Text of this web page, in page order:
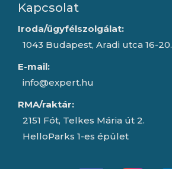
Kapcsolat
Iroda/ügyfélszolgálat:
1043 Budapest, Aradi utca 16-20.
E-mail:
info@expert.hu
RMA/raktár:
2151 Fót, Telkes Mária út 2.
HelloParks 1-es épület